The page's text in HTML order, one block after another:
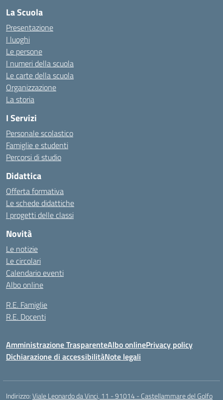
La Scuola
Presentazione
I luoghi
Le persone
I numeri della scuola
Le carte della scuola
Organizzazione
La storia
I Servizi
Personale scolastico
Famiglie e studenti
Percorsi di studio
Didattica
Offerta formativa
Le schede didattiche
I progetti delle classi
Novità
Le notizie
Le circolari
Calendario eventi
Albo online
R.E. Famiglie
R.E. Docenti
Amministrazione TrasparenteAlbo onlinePrivacy policy
Dichiarazione di accessibilitàNote legali
Indirizzo:Viale Leonardo da Vinci, 11 - 91014 - Castellammare del Golfo